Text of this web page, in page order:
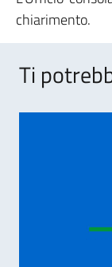
chiarimento.
Ti